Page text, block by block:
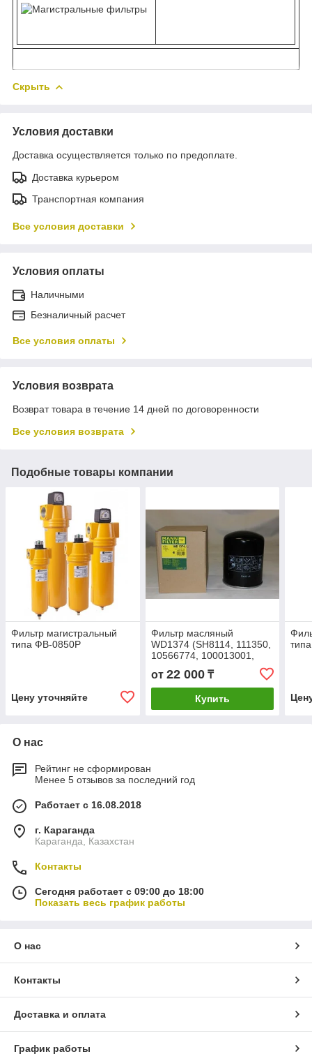
Скрыть
Условия доставки
Доставка осуществляется только по предоплате.
Доставка курьером
Транспортная компания
Все условия доставки
Условия оплаты
Наличными
Безналичный расчет
Все условия оплаты
Условия возврата
Возврат товара в течение 14 дней по договоренности
Все условия возврата
Подобные товары компании
Фильтр магистральный
типа ФВ-0850P
Цену уточняйте
Фильтр масляный
WD1374 (SH8114, 111350,
10566774, 100013001,
85518140, ZS1088231,
ФМ177/95, LS33229,
3970050 )
от 22 000₸
Купить
О нас
Рейтинг не сформирован
Менее 5 отзывов за последний год
Работает с 16.08.2018
г. Караганда
Караганда, Казахстан
Контакты
Сегодня работает с 09:00 до 18:00
Показать весь график работы
О нас
Контакты
Доставка и оплата
График работы